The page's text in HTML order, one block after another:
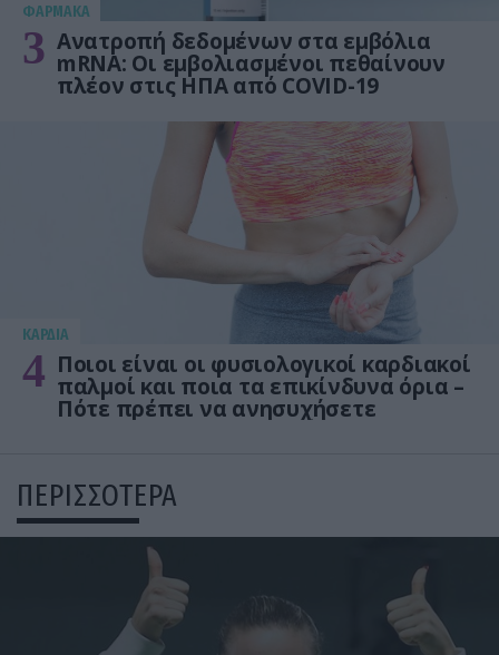
ΦΑΡΜΑΚΑ
3 Ανατροπή δεδομένων στα εμβόλια
mRNA: Οι εμβολιασμένοι πεθαίνουν
πλέον στις ΗΠΑ από COVID-19
KΑΡΔΙΑ
4 Ποιοι είναι οι φυσιολογικοί καρδιακοί
παλμοί και ποια τα επικίνδυνα όρια –
Πότε πρέπει να ανησυχήσετε
ΠΕΡΙΣΣΟΤΕΡΑ